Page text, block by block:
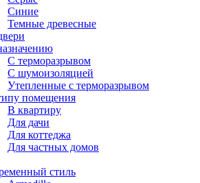
Синие
Темные древесные
С терморазрывом
С шумоизоляцией
Утепленные с терморазрывом
помещения
В квартиру
Для дачи
Для коттеджа
Для частных домов
стиль